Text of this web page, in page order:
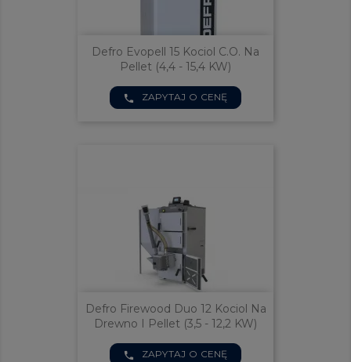
Defro Evopell 15 Kociol C.o. Na
Pellet (4,4 - 15,4 KW)
phone ZAPYTAJ O CENĘ
Defro Firewood Duo 12 Kociol Na
Drewno I Pellet (3,5 - 12,2 KW)
phone ZAPYTAJ O CENĘ